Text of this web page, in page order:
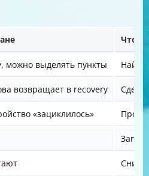
Что
можно выделять пункты
возвращает в recovery
«зациклилось»